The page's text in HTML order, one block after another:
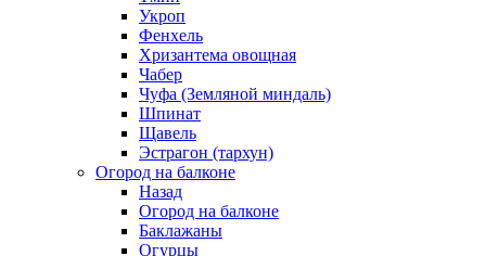
Укроп
Фенхель
Хризантема овощная
Чабер
Чуфа (Земляной миндаль)
Шпинат
Щавель
Эстрагон (тархун)
Огород на балконе
Назад
Огород на балконе
Баклажаны
Огурцы